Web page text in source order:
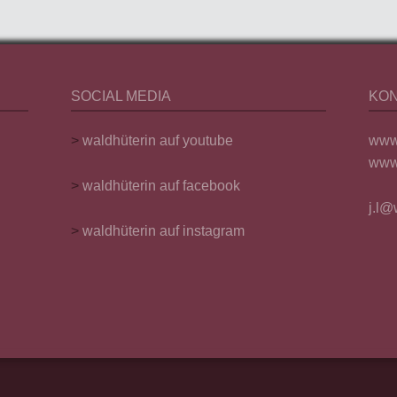
SOCIAL MEDIA
> waldhüterin auf youtube
> waldhüterin auf facebook
> waldhüterin auf instagram